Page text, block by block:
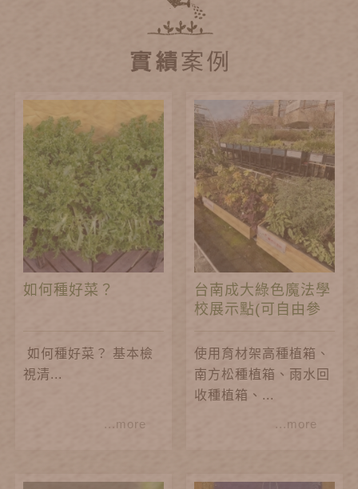
如何種好菜？
如何種好菜？ 基本檢
視清...
...more
台南成大綠色魔法學
校展示點(可自由參
觀)
使用育材架高種植箱、
南方松種植箱、雨水回
收種植箱、...
...more